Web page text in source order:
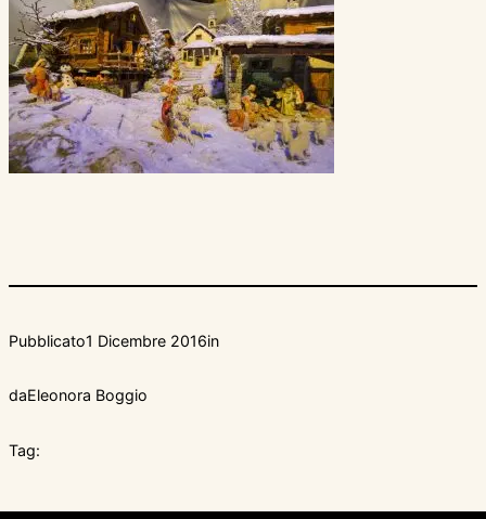
Pubblicato1 Dicembre 2016in
daEleonora Boggio
Tag: